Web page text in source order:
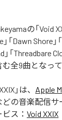
の「Void
」「Dawn Shore
「Threadbare
む全9曲となって
」は、 Apple
どの音楽配信サ
ス： Void XXIX